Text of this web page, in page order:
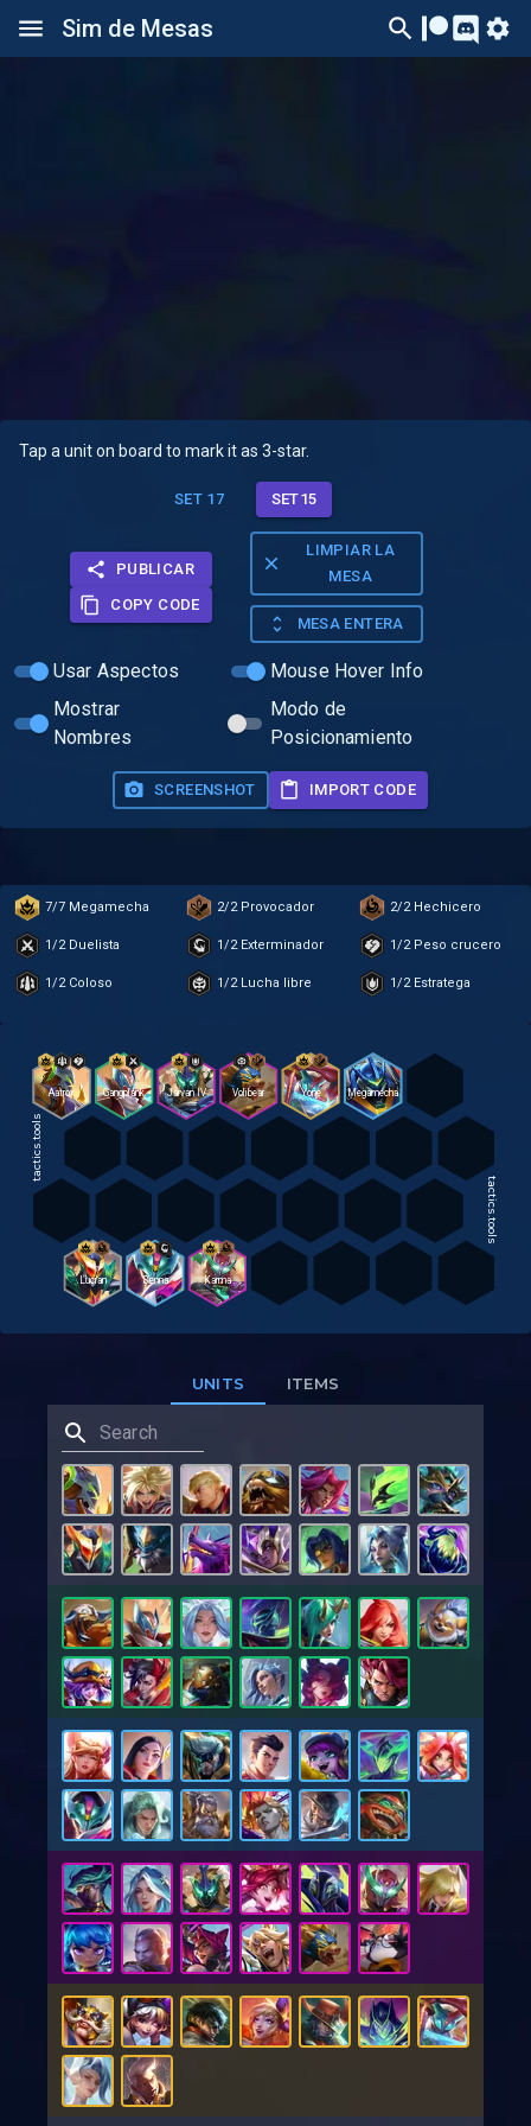
Sim de Mesas
Tap a unit on board to mark it as 3-star.
SET 17 SET15
PUBLICAR
COPY CODE
LIMPIAR LA
MESA
MESA ENTERA
Usar Aspectos
Mostrar
Nombres
Mouse Hover Info
Modo de
Posicionamiento
SCREENSHOT IMPORT CODE
7/7 Megamecha 2/2 Provocador 2/2 Hechicero
1/2 Duelista 1/2 Exterminador 1/2 Peso crucero
1/2 Coloso 1/2 Lucha libre 1/2 Estratega
Lucian Senna Karma
Aatrox Gangplank Jarvan IV Volibear Yone Megamecha
tactics.tools
tactics.tools
UNITS ITEMS